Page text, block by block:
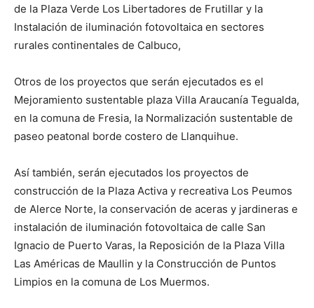
de la Plaza Verde Los Libertadores de Frutillar y la
Instalación de iluminación fotovoltaica en sectores
rurales continentales de Calbuco,
Otros de los proyectos que serán ejecutados es el
Mejoramiento sustentable plaza Villa Araucanía Tegualda,
en la comuna de Fresia, la Normalización sustentable de
paseo peatonal borde costero de Llanquihue.
Así también, serán ejecutados los proyectos de
construcción de la Plaza Activa y recreativa Los Peumos
de Alerce Norte, la conservación de aceras y jardineras e
instalación de iluminación fotovoltaica de calle San
Ignacio de Puerto Varas, la Reposición de la Plaza Villa
Las Américas de Maullin y la Construcción de Puntos
Limpios en la comuna de Los Muermos.